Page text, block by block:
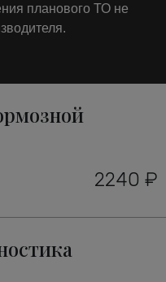
планового ТО не
2240 ₽